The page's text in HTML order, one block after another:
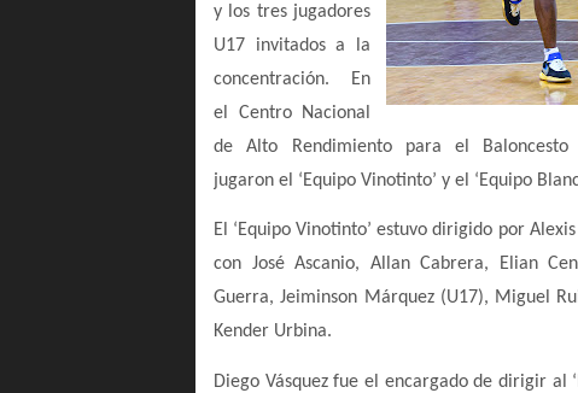
y los tres jugadores
U17 invitados a la
concentración. En
el Centro Nacional
de Alto Rendimiento para el Baloncesto
jugaron el ‘Equipo Vinotinto’ y el ‘Equipo
El ‘Equipo Vinotinto’ estuvo dirigido por
con José Ascanio, Allan Cabrera, Elian
Guerra, Jeiminson Márquez (U17), Miguel
Kender Urbina.
Diego Vásquez fue el encargado de dirigir al